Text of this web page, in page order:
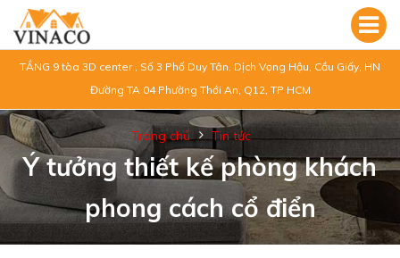
TẦNG 9 tòa 3D center , Số 3 Phố Duy Tân, Dịch Vọng Hậu, Cầu Giấy, HN
Đường TA 04 Phường Thới An, Q12, TP HCM
Trang chủ Tin tức
Ý tưởng thiết kế phòng khách
phong cách cổ điển